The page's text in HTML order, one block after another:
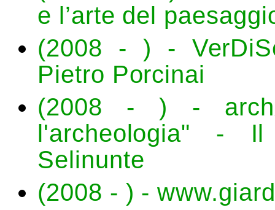
e l’arte del
(2008 - ) -
Pietro Porcinai
(2008 - ) -
l'archeologia" -
Selinunte
(2008 - ) -